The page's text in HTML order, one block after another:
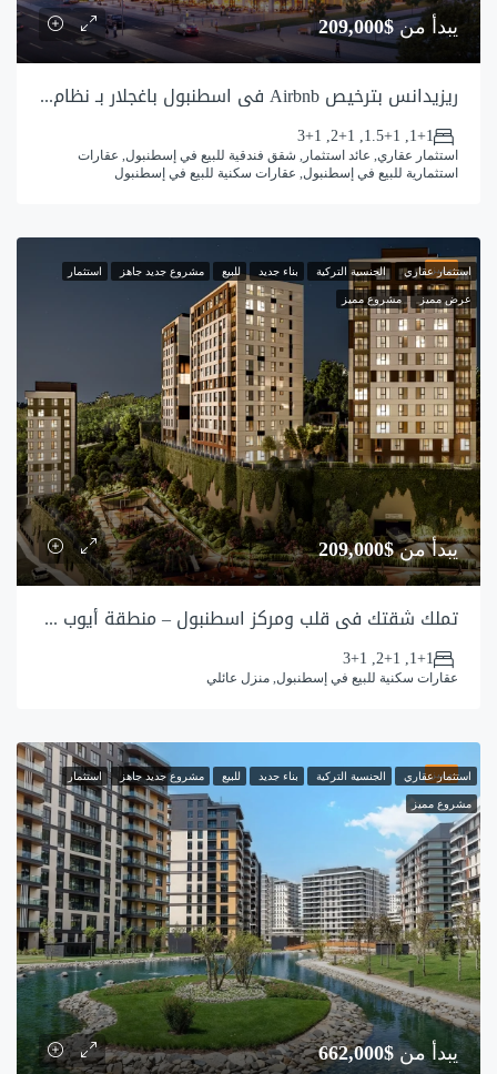
يبدأ من$209,000
ريزيدانس بترخيص Airbnb في اسطنبول باغجلار بـ نظام خدمات فندقية
1+1, 1.5+1, 2+1, 3+1
استثمار عقاري, عائد استثمار, شقق فندقية للبيع في إسطنبول, عقارات
استثمارية للبيع في إسطنبول, عقارات سكنية للبيع في إسطنبول
مميز
استثمار عقاري الجنسية التركية بناء جديد للبيع مشروع جديد جاهز استثمار
عرض مميز مشروع مميز
يبدأ من$209,000
تملك شقتك في قلب ومركز اسطنبول – منطقة أيوب سلطان
1+1, 2+1, 3+1
عقارات سكنية للبيع في إسطنبول, منزل عائلي
مميز
استثمار عقاري الجنسية التركية بناء جديد للبيع مشروع جديد جاهز استثمار
مشروع مميز
يبدأ من$662,000